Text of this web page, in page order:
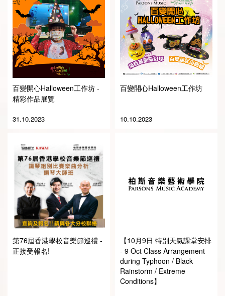
百變開心Halloween工作坊 -
精彩作品展覽
31.10.2023
百變開心Halloween工作坊
10.10.2023
第76屆香港學校音樂節巡禮 -
正接受報名!
【10月9日 特別天氣課堂安排
- 9 Oct Class Arrangement
during Typhoon / Black
Rainstorm / Extreme
Conditions】
English
繁体中文
华北区
华南区
华中区